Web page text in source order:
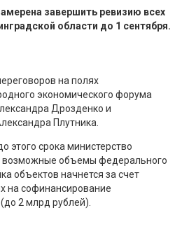
завершить ревизию всех
области до 1 сентября.
на полях
экономического форума
Дрозденко и
Плутника.
этого срока министерство
возможные объемы федерального
объектов начнется за счет
на софинансирование
2 млрд рублей).